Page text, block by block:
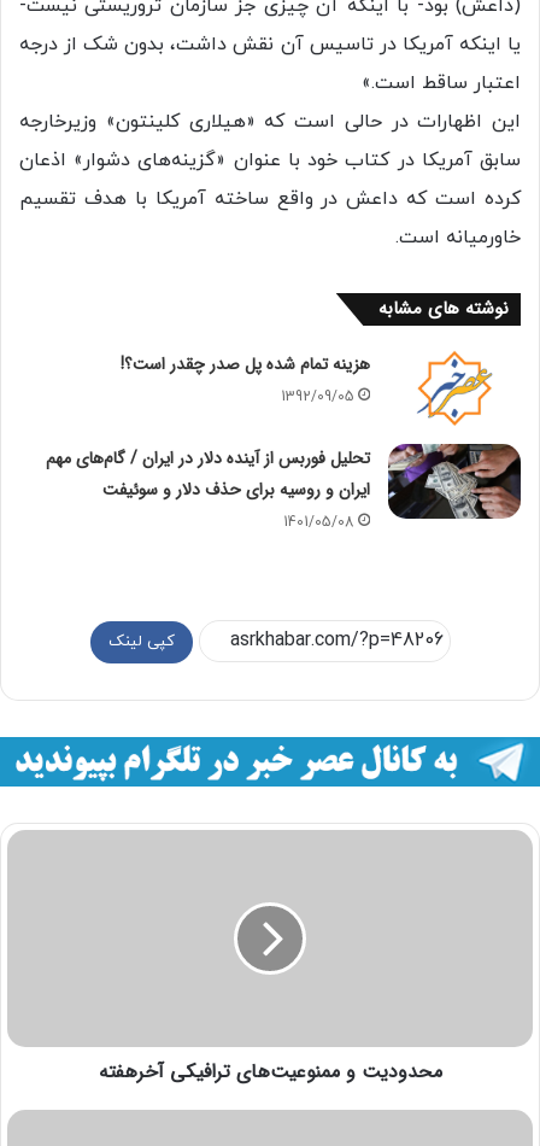
(داعش) بود- با اینکه آن چیزی جز سازمان تروریستی نیست-
یا اینکه آمریکا در تاسیس آن نقش داشت، بدون شک از درجه
اعتبار ساقط است.»
این اظهارات در حالی است که «هیلاری کلینتون» وزیرخارجه
سابق آمریکا در کتاب خود با عنوان «گزینه‌های دشوار» اذعان
کرده است که داعش در واقع ساخته آمریکا با هدف تقسیم
خاورمیانه است.
نوشته های مشابه
هزینه تمام شده پل صدر چقدر است؟!
1392/09/05
تحلیل فوربس از آینده دلار در ایران / گام‌های مهم
ایران و روسیه برای حذف دلار و سوئیفت
1401/05/08
کپی لینک
محدودیت و ممنوعیت‌های ترافیکی آخرهفته